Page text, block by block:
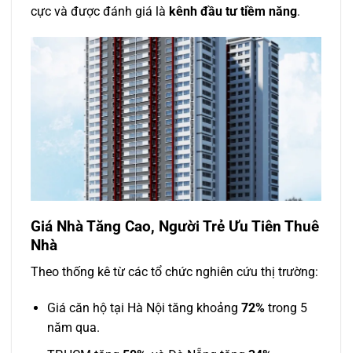
cực và được đánh giá là kênh đầu tư tiềm năng.
Giá Nhà Tăng Cao, Người Trẻ Ưu Tiên Thuê
Nhà
Theo thống kê từ các tổ chức nghiên cứu thị trường:
Giá căn hộ tại Hà Nội tăng khoảng 72%trong 5
năm qua.